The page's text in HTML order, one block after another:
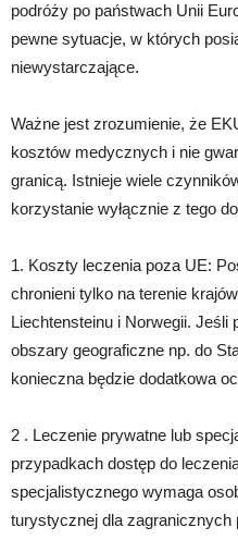
podróży po państwach Unii
pewne sytuacje, w których
niewystarczające.
Ważne jest zrozumienie, że
kosztów medycznych i nie
granicą. Istnieje wiele
korzystanie wyłącznie z tego
1. Koszty leczenia poza UE:
chronieni tylko na terenie
Liechtensteinu i Norwegii. Jeśli
obszary geograficzne np. do
konieczna będzie dodatkowa
2 . Leczenie prywatne lub
przypadkach dostęp do
specjalistycznego wymaga
turystycznej dla zagranicznych